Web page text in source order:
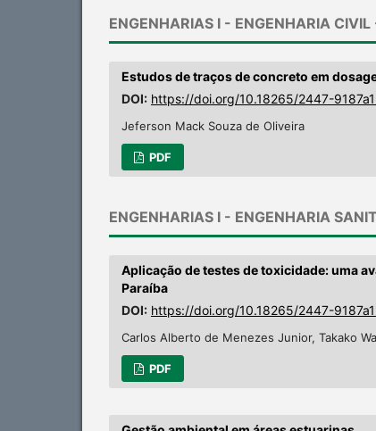
ENGENHARIAS I - ENGENHARIA
Estudos de traços de concreto em
DOI: https://doi.org/10.18265/2447-
Jeferson Mack Souza de Oliveira
PDF
ENGENHARIAS I - ENGENHARIA
Aplicação de testes de toxicidade: uma
Paraíba
DOI: https://doi.org/10.18265/2447-
Carlos Alberto de Menezes Junior, Takako
PDF